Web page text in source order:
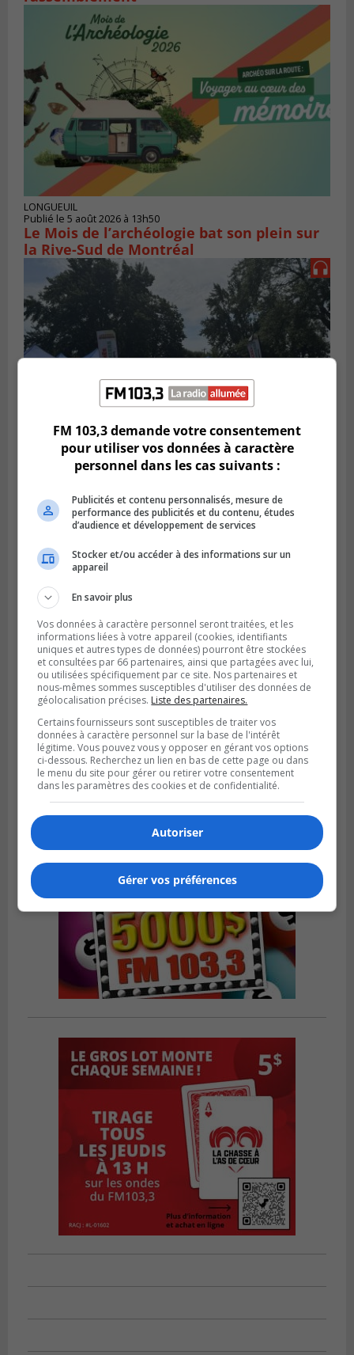
LONGUEUIL
Publié le 5 août 2026 à 13h50
Le Mois de l’archéologie bat son plein sur
la Rive-Sud de Montréal
SAINT-HUBERT
Publié le 3 août 2026 à 12h00
Hubert
Publié le 2 août 2026 à 08h06
La Fête des parcs est de retour à Saint-
Bruno
FM 103,3 demande votre consentement
pour utiliser vos données à caractère
personnel dans les cas suivants :
Publicités et contenu personnalisés, mesure de
performance des publicités et du contenu, études
d’audience et développement de services
Stocker et/ou accéder à des informations sur un
appareil
En savoir plus
Vos données à caractère personnel seront traitées, et les
informations liées à votre appareil (cookies, identifiants
uniques et autres types de données) pourront être stockées
et consultées par 66 partenaires, ainsi que partagées avec lui,
ou utilisées spécifiquement par ce site. Nos partenaires et
nous-mêmes sommes susceptibles d'utiliser des données de
géolocalisation précises. Liste des partenaires.
Certains fournisseurs sont susceptibles de traiter vos
données à caractère personnel sur la base de l'intérêt
légitime. Vous pouvez vous y opposer en gérant vos options
ci-dessous. Recherchez un lien en bas de cette page ou dans
le menu du site pour gérer ou retirer votre consentement
dans les paramètres des cookies et de confidentialité.
Autoriser
Gérer vos préférences